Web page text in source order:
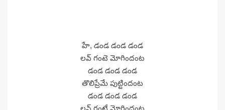
హే, డండ డండ డండ
లవ్ గంటె మోగిందంట
డండ డండ డండ
తొలిప్రేమే పుట్టిందంట
డండ డండ డండ
లవ్ గంటే మోగిందంట